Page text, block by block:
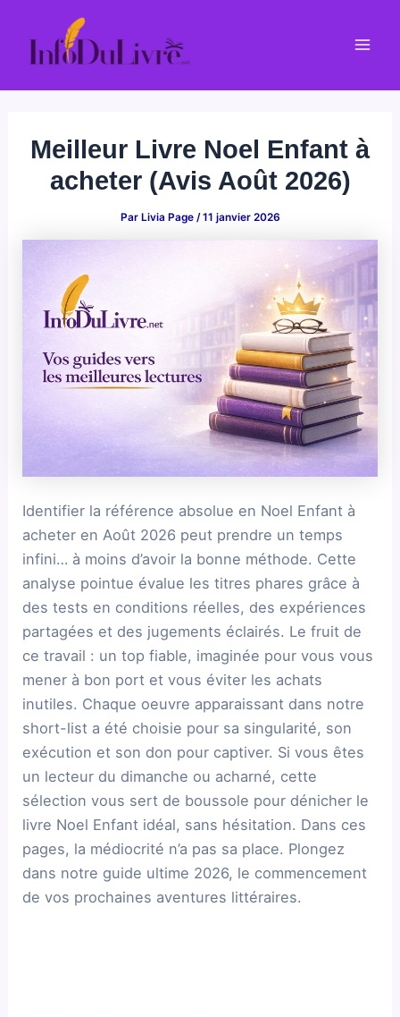
contenu
Meilleur Livre Noel Enfant à
acheter (Avis Août 2026)
Par Livia Page /11 janvier 2026
Identifier la référence absolue en Noel Enfant à
acheter en Août 2026 peut prendre un temps
infini… à moins d’avoir la bonne méthode. Cette
analyse pointue évalue les titres phares grâce à
des tests en conditions réelles, des expériences
partagées et des jugements éclairés. Le fruit de
ce travail : un top fiable, imaginée pour vous vous
mener à bon port et vous éviter les achats
inutiles. Chaque oeuvre apparaissant dans notre
short-list a été choisie pour sa singularité, son
exécution et son don pour captiver. Si vous êtes
un lecteur du dimanche ou acharné, cette
sélection vous sert de boussole pour dénicher le
livre Noel Enfant idéal, sans hésitation. Dans ces
pages, la médiocrité n’a pas sa place. Plongez
dans notre guide ultime 2026, le commencement
de vos prochaines aventures littéraires.